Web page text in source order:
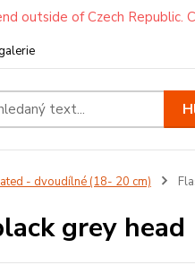
outside of Czech Republic.
- dvoudílné (18- 20 cm)
grey head